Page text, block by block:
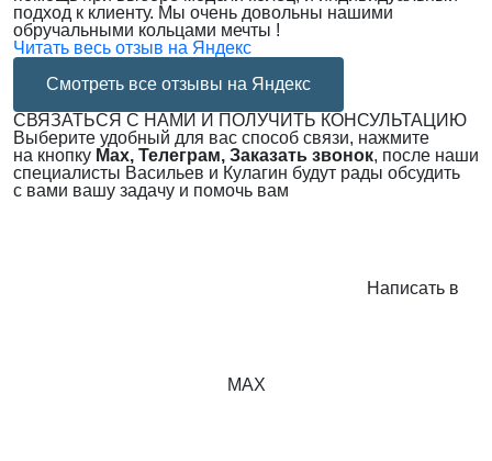
подход к клиенту. Мы очень довольны нашими
обручальными кольцами мечты !
Читать весь отзыв на Яндекс
Смотреть все отзывы на Яндекс
СВЯЗАТЬСЯ С НАМИ И ПОЛУЧИТЬ КОНСУЛЬТАЦИЮ
Выберите удобный для вас способ связи, нажмите
на кнопку Max, Телеграм, Заказать звонок, после наши
специалисты Васильев и Кулагин будут рады обсудить
с вами вашу задачу и помочь вам
Написать в
MAX